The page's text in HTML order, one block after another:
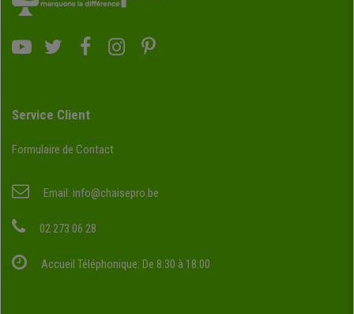
Service Client
Formulaire de Contact
Email: info@chaisepro.be
02 273 06 28
Accueil Téléphonique: De 8:30 à 18:00